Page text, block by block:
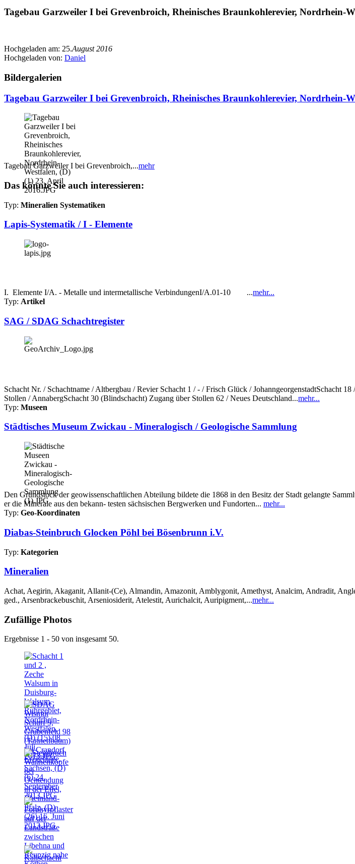
Tagebau Garzweiler I bei Grevenbroich, Rheinisches Braunkohlerevier, Nordrhein-
Hochgeladen am: 25.August 2016
Hochgeladen von: Daniel
Bildergalerien
Tagebau Garzweiler I bei Grevenbroich, Rheinisches Braunkohlerevier, Nordrhein-
Tagebau Garzweiler I bei Grevenbroich,...mehr
Das könnte Sie auch interessieren:
Typ: Mineralien Systematiken
Lapis-Systematik / I - Elemente
I. Elemente I/A. - Metalle und intermetallische VerbindungenI/A.01-10 ...mehr...
Typ: Artikel
SAG / SDAG Schachtregister
Schacht Nr. / Schachtname / Altbergbau / Revier Schacht 1 / - / Frisch Glück / JohanngeorgenstadtSchacht
Stollen / AnnabergSchacht 30 (Blindschacht) Zugang über Stollen 62 / Neues Deutschland...mehr...
Typ: Museen
Städtisches Museum Zwickau - Mineralogisch / Geologische Sammlung
Den Grundstock der geowissenschaftlichen Abteilung bildete die 1868 in den Besitz der Stadt gelangte
er die Minerale aus den bekann- testen sächsischen Bergwerken und Fundorten... mehr...
Typ: Geo-Koordinaten
Diabas-Steinbruch Glocken Pöhl bei Bösenbrunn i.V.
Typ: Kategorien
Mineralien
Achat, Aegirin, Akaganit, Allanit-(Ce), Almandin, Amazonit, Amblygonit, Amethyst, Analcim, Andradit,
ged., Arsenbrackebuschit, Arseniosiderit, Atelestit, Aurichalcit, Auripigment,...mehr...
Zufällige Photos
Ergebnisse 1 - 50 von insgesamt 50.